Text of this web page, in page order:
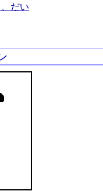
だい